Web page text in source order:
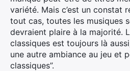
variété. Mais c’est un constat
tout cas, toutes les musiques
devraient plaire à la majorité.
classiques est toujours là
une autre ambiance au jeu et
classiques”.